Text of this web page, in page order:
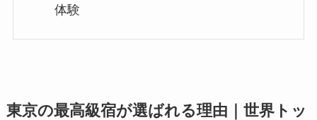
体験
東京の最高級宿が選ばれる理由｜世界トッ